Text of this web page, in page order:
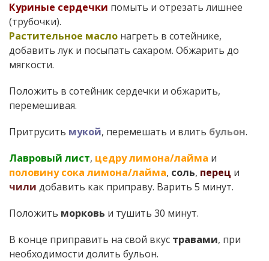
Куриные сердечки помыть и отрезать лишнее
(трубочки).
Растительное масло нагреть в сотейнике,
добавить лук и посыпать сахаром. Обжарить до
мягкости.
Положить в сотейник сердечки и обжарить,
перемешивая.
Притрусить мукой, перемешать и влить бульон.
Лавровый лист, цедру лимона/лайма и
половину сока лимона/лайма, соль, перец и
чили добавить как приправу. Варить 5 минут.
Положить морковь и тушить 30 минут.
В конце приправить на свой вкус травами, при
необходимости долить бульон.